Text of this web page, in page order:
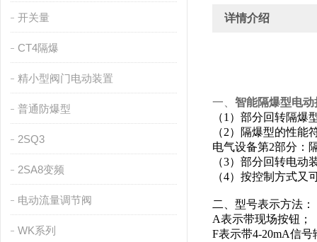
开关量
CT4隔爆
精小型阀门电动装置
普通防爆型
2SQ3
2SA8变频
电动流量调节阀
WK系列
详情介绍
一、 智能隔爆型电动
（1）部分回转隔
（2）隔爆型的性能
电气设备第2部分：
（3）部分回转电
（4）按控制方式
二、型号表示方法
A表示带现场按钮；
F表示带4-20mA信号